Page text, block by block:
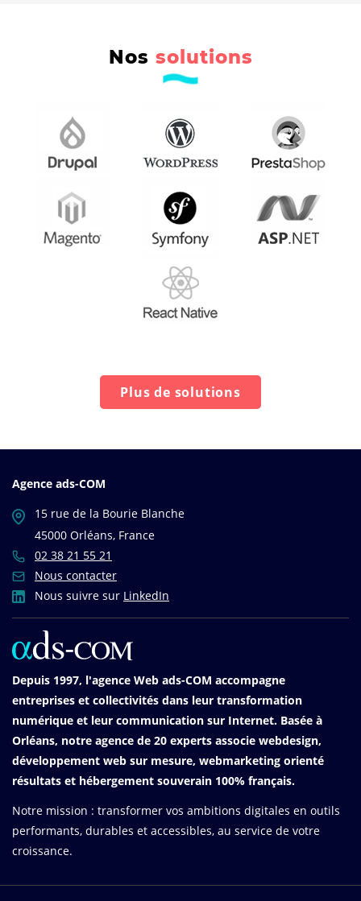
Nos solutions
Plus de solutions
Agence ads-COM
15 rue de la Bourie Blanche
45000 Orléans, France
02 38 21 55 21
Nous contacter
Nous suivre sur LinkedIn
Depuis 1997, l'agence Web ads-COM accompagne
entreprises et collectivités dans leur transformation
numérique et leur communication sur Internet. Basée à
Orléans, notre agence de 20 experts associe webdesign,
développement web sur mesure, webmarketing orienté
résultats et hébergement souverain 100% français.
Notre mission : transformer vos ambitions digitales en outils
performants, durables et accessibles, au service de votre
croissance.